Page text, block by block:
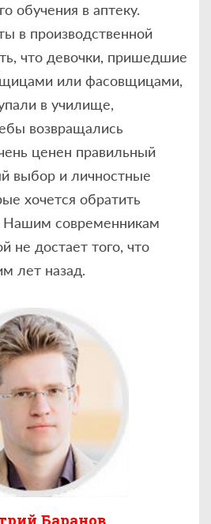
обучения в аптеку.
в производственной
что девочки, пришедшие
или фасовщицами,
в училище,
возвращались
ценен правильный
выбор и личностные
хочется обратить
Нашим современникам
не достает того, что
лет назад.
Баранов